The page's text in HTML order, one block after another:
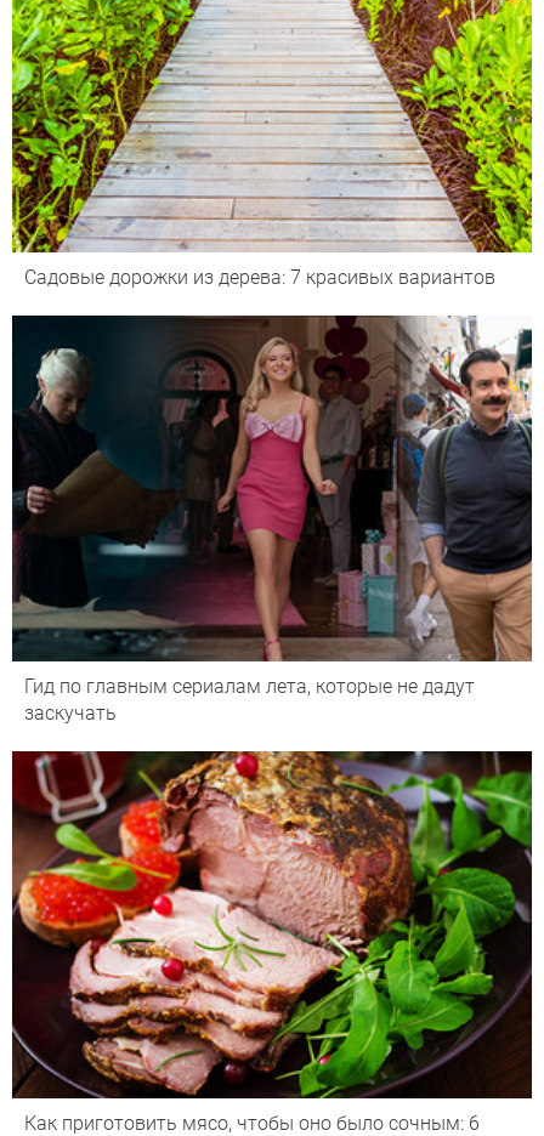
Садовые дорожки из дерева: 7 красивых вариантов
Гид по главным сериалам лета, которые не дадут
заскучать
Как приготовить мясо, чтобы оно было сочным: 6